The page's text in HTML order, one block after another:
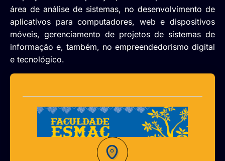
área de análise de sistemas, no desenvolvimento de
aplicativos para computadores, web e dispositivos
móveis, gerenciamento de projetos de sistemas de
informação e, também, no empreendedorismo digital
e tecnológico.